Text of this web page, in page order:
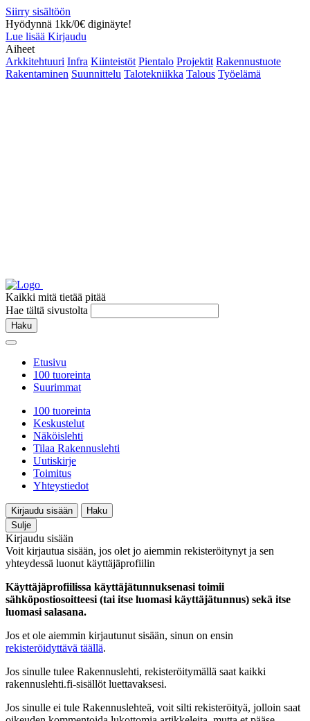
Siirry sisältöön
Hyödynnä 1kk/0€ diginäyte!
Lue lisää Kirjaudu
Aiheet
Arkkitehtuuri Infra Kiinteistöt Pientalo Projektit Rakennustuote
Rakentaminen Suunnittelu Talotekniikka Talous Työelämä
Kaikki mitä tietää pitää
Hae tältä sivustolta
Haku
Etusivu
100 tuoreinta
Suurimmat
100 tuoreinta
Keskustelut
Näköislehti
Tilaa Rakennuslehti
Uutiskirje
Toimitus
Yhteystiedot
Kirjaudu sisään
Haku
Sulje
Kirjaudu sisään
Voit kirjautua sisään, jos olet jo aiemmin rekisteröitynyt ja sen
yhteydessä luonut käyttäjäprofiilin
Käyttäjäprofiilissa käyttäjätunnuksenasi toimii
sähköpostiosoitteesi (tai itse luomasi käyttäjätunnus) sekä itse
luomasi salasana.
Jos et ole aiemmin kirjautunut sisään, sinun on ensin
rekisteröidyttävä täällä.
Jos sinulle tulee Rakennuslehti, rekisteröitymällä saat kaikki
rakennuslehti.fi-sisällöt luettavaksesi.
Jos sinulle ei tule Rakennuslehteä, voit silti rekisteröityä, jolloin saat